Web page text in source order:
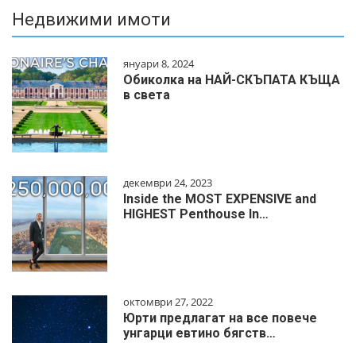
Недвижими имоти
януари 8, 2024
Обиколка на НАЙ-СКЪПАТА КЪЩА
в света
декември 24, 2023
Inside the MOST EXPENSIVE and
HIGHEST Penthouse In…
октомври 27, 2022
Юрти предлагат на все повече
унгарци евтино бягств…